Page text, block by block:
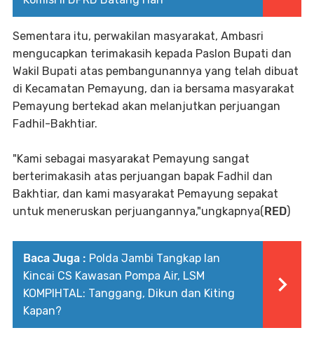
Sementara itu, perwakilan masyarakat, Ambasri
mengucapkan terimakasih kepada Paslon Bupati dan
Wakil Bupati atas pembangunannya yang telah dibuat
di Kecamatan Pemayung, dan ia bersama masyarakat
Pemayung bertekad akan melanjutkan perjuangan
Fadhil-Bakhtiar.
"Kami sebagai masyarakat Pemayung sangat
berterimakasih atas perjuangan bapak Fadhil dan
Bakhtiar, dan kami masyarakat Pemayung sepakat
untuk meneruskan perjuangannya,"ungkapnya(RED)
Baca Juga : Polda Jambi Tangkap Ian
Kincai CS Kawasan Pompa Air, LSM
KOMPIHTAL: Tanggang, Dikun dan Kiting
Kapan?